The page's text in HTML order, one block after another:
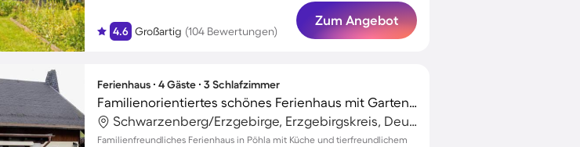
4.6 Großartig (104 Bewertungen)
Zum Angebot
Ferienhaus ∙ 4 Gäste ∙ 3 Schlafzimmer
Familienorientiertes schönes Ferienhaus mit Garten, Grill und Terrasse | Gartenblick | Haustiere sind willkommen
Schwarzenberg/Erzgebirge, Erzgebirgskreis, Deutschland
Familienfreundliches Ferienhaus in Pöhla mit Küche und tierfreundlichem